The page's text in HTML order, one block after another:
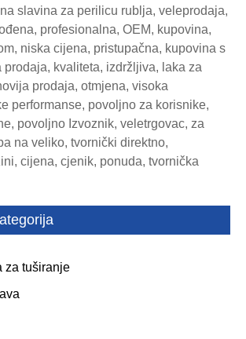
slavina za perilicu rublja, veleprodaja,
profesionalna, OEM, kupovina,
niska cijena, pristupačna, kupovina s
prodaja, kvaliteta, izdržljiva, laka za
prodaja, otmjena, visoka
performanse, povoljno za korisnike,
povoljno Izvoznik, veletrgovac, za
na veliko, tvornički direktno,
cijena, cjenik, ponuda, tvornička
za tuširanje